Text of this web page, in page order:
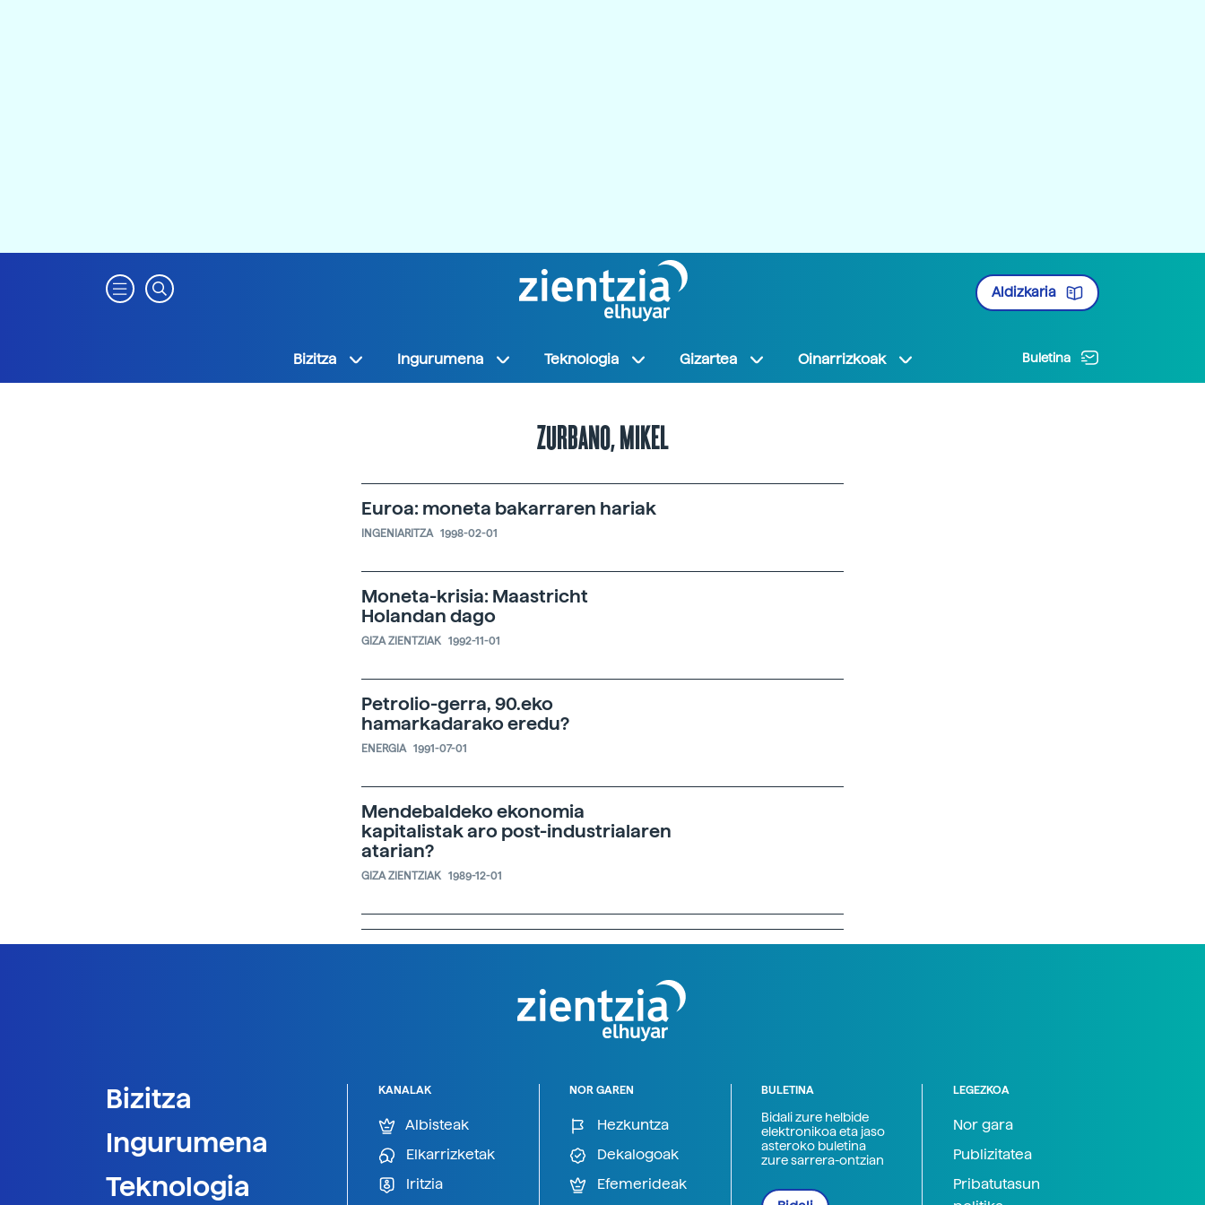
Aldizkaria
Bizitza Ingurumena Teknologia Gizartea Oinarrizkoak Buletina
ZURBANO, MIKEL
Euroa: moneta bakarraren hariak
INGENIARITZA 1998-02-01
Moneta-krisia: Maastricht
Holandan dago
GIZA ZIENTZIAK 1992-11-01
Petrolio-gerra, 90.eko
hamarkadarako eredu?
ENERGIA 1991-07-01
Mendebaldeko ekonomia
kapitalistak aro post-industrialaren
atarian?
GIZA ZIENTZIAK 1989-12-01
Bizitza
Ingurumena
Teknologia
KANALAK
Albisteak
Elkarrizketak
Iritzia
NOR GAREN
Hezkuntza
Dekalogoak
Efemerideak
BULETINA
Bidali zure helbide
elektronikoa eta jaso
asteroko buletina
zure sarrera-ontzian
LEGEZKOA
Nor gara
Publizitatea
Pribatutasun